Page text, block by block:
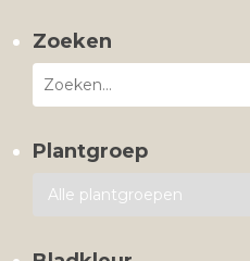
Zoeken
Plantgroep